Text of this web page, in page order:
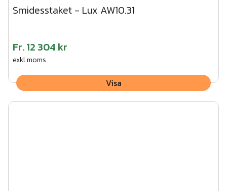
Smidesstaket - Lux AW10.31
Fr.12 304 kr
exkl.moms
Visa